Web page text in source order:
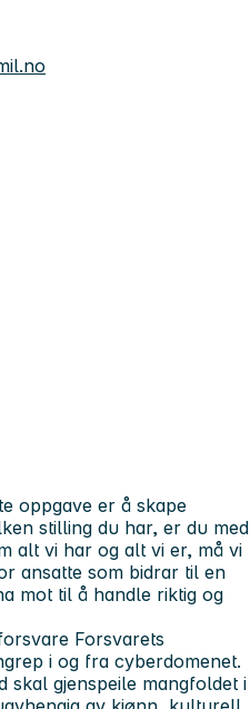
oppgave er å skape
stilling du har, er du med
alt vi har og alt vi er, må vi
ansatte som bidrar til en
mot til å handle riktig og
Forsvarets
i og fra cyberdomenet.
skal gjenspeile mangfoldet i